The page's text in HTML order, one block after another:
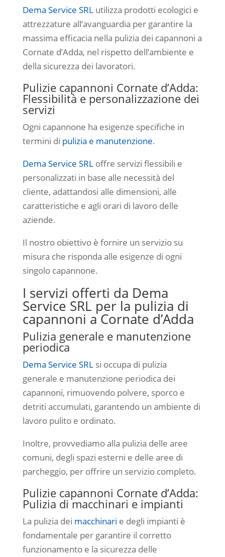
Dema Service SRLutilizza prodotti ecologici e
attrezzature all’avanguardia per garantire la
massima efficacia nella pulizia dei capannoni a
Cornate d’Adda, nel rispetto dell’ambiente e
della sicurezza dei lavoratori.
Pulizie capannoni Cornate d’Adda:
Flessibilità e personalizzazione dei
servizi
Ogni capannone ha esigenze specifiche in
termini di pulizia e manutenzione.
Dema Service SRLoffre servizi flessibili e
personalizzati in base alle necessità del
cliente, adattandosi alle dimensioni, alle
caratteristiche e agli orari di lavoro delle
aziende.
Il nostro obiettivo è fornire un servizio su
misura che risponda alle esigenze di ogni
singolo capannone.
I servizi offerti da Dema
Service SRL per la pulizia di
capannoni a Cornate d’Adda
Pulizia generale e manutenzione
periodica
Dema Service SRLsi occupa di pulizia
generale e manutenzione periodica dei
capannoni, rimuovendo polvere, sporco e
detriti accumulati, garantendo un ambiente di
lavoro pulito e ordinato.
Inoltre, provvediamo alla pulizia delle aree
comuni, degli spazi esterni e delle aree di
parcheggio, per offrire un servizio completo.
Pulizie capannoni Cornate d’Adda:
Pulizia di macchinari e impianti
La pulizia dei macchinari e degli impianti è
fondamentale per garantire il corretto
funzionamento e la sicurezza delle